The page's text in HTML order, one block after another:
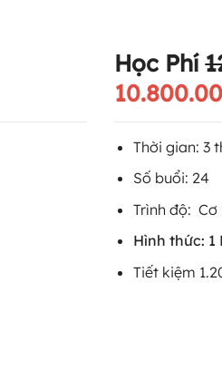
Học Phí
Thời gian: 3
Số buổi: 24
Trình độ: Cơ
Hình thức: 1
Tiết kiệm